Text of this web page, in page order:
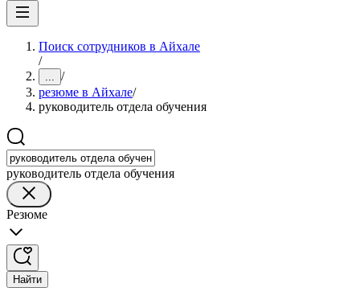
Поиск сотрудников в Айхале
/
... /
резюме в Айхале/
руководитель отдела обучения
руководитель отдела обучения
Резюме
Найти